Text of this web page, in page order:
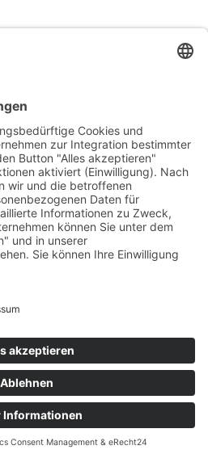
(*) markiert sind, sind
wir eine Provision erhalten
einen Kauf tätigen. Für Sie
Kosten. Diese Provisionen
Webseite zu finanzieren und
bereitzustellen. Vielen Dank
Sascha-Neurath.de
mit-Fotos.de